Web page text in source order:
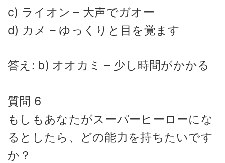
c) ライオン – 大声でガオー
d) カメ – ゆっくりと目を覚ます
答え: b) オオカミ – 少し時間がかかる
質問 6
もしもあなたがスーパーヒーローにな
るとしたら、どの能力を持ちたいです
か？